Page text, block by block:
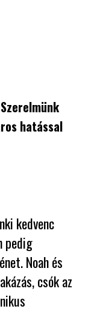
hatással
kedvenc
pedig
Noah és
csók az